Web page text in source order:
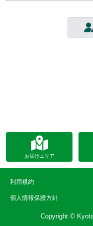
お届けエリア
利用規約
個人情報保護方針
Copyright ©